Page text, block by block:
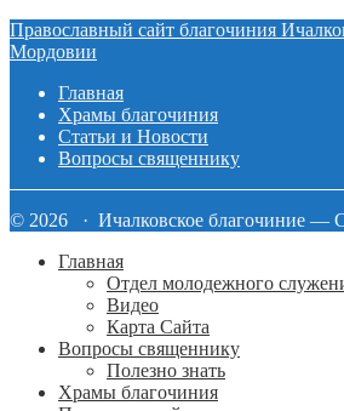
Православный сайт благочиния
Мордовии
Главная
Храмы благочиния
Статьи и Новости
Вопросы священнику
© 2026 · Ичалковское благочиние —
Главная
Отдел молодежного
Видео
Карта Сайта
Вопросы священнику
Полезно знать
Храмы благочиния